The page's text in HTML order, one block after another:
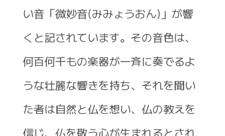
い音「微妙音(みみょうおん)」が響
くと記されています。その音色は、
何百何千もの楽器が一斉に奏でるよ
うな壮麗な響きを持ち、それを聞い
た者は自然と仏を想い、仏の教えを
信じ、仏を敬う心が生まれるとされ